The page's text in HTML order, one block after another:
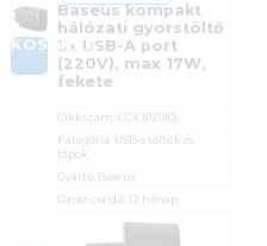
KOSÁRBA
Baseus kompakt
hálózati gyorstöltő
3x USB-A port
(220V), max 17W,
fekete
Cikkszám: CCXJ020101
Kategória: USB-s töltők és
tápok
Gyártó: Baseus
Garanciaidő: 12 hónap